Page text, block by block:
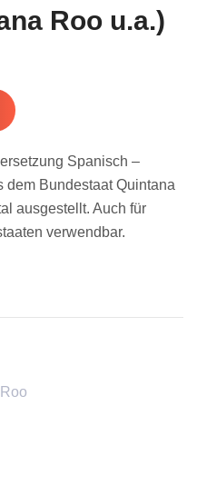
Roo u.a.)
Spanisch –
dem Bundestaat Quintana
ausgestellt. Auch für
verwendbar.